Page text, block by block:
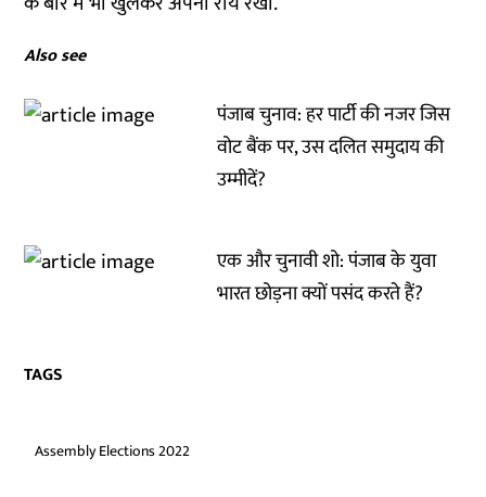
Also see
पंजाब चुनाव: हर पार्टी की नजर जिस
वोट बैंक पर, उस दलित समुदाय की
उम्मीदें?
एक और चुनावी शो: पंजाब के युवा
भारत छोड़ना क्यों पसंद करते हैं?
TAGS
Assembly Elections 2022